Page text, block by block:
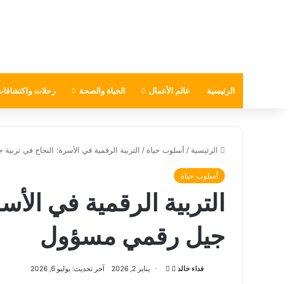
الرئيسية عالم الأعمال الحياة والصحة رحلات
الرئيسية / أسلوب حياة / التربية الرقمية في الأسرة: النجاح في
أسلوب حياة
التربية الرقمية في
جيل رقمي مسؤول
فداء خالد
ت
يناير 2, 2026 آخر تحديث: يوليو 6, 2026